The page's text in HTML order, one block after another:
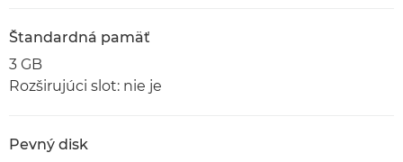
Štandardná pamäť
3 GB
Rozširujúci slot: nie je
Pevný disk